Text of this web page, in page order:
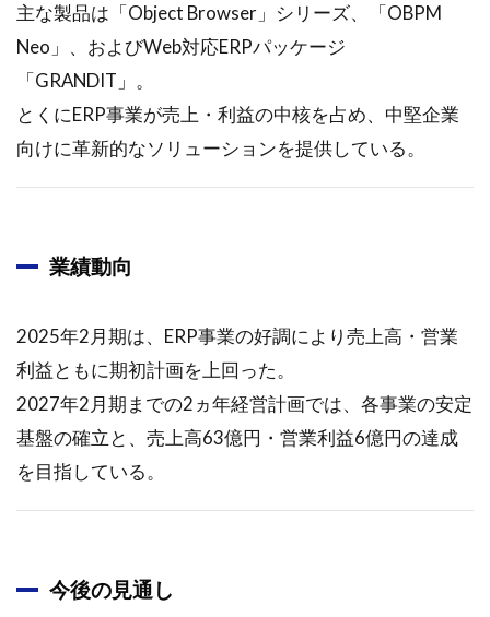
主な製品は「Object Browser」シリーズ、「OBPM
Neo」、およびWeb対応ERPパッケージ
「GRANDIT」。
とくにERP事業が売上・利益の中核を占め、中堅企業
向けに革新的なソリューションを提供している。
業績動向
2025年2月期は、ERP事業の好調により売上高・営業
利益ともに期初計画を上回った。
2027年2月期までの2ヵ年経営計画では、各事業の安定
基盤の確立と、売上高63億円・営業利益6億円の達成
を目指している。
今後の見通し